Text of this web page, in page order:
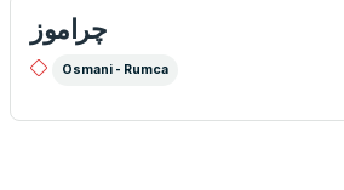
چراموز
Osmani - Rumca